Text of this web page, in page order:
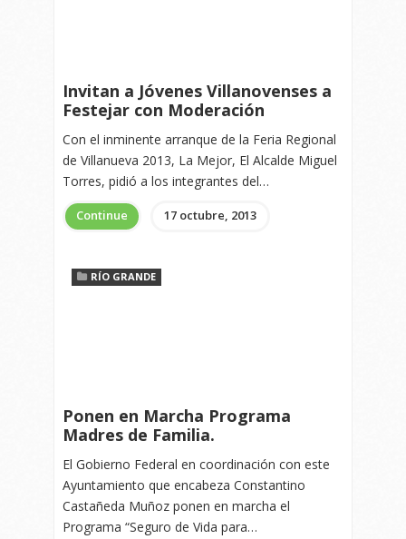
Invitan a Jóvenes Villanovenses a
Festejar con Moderación
Con el inminente arranque de la Feria Regional
de Villanueva 2013, La Mejor, El Alcalde Miguel
Torres, pidió a los integrantes del…
Continue 17 octubre, 2013
RÍO GRANDE
Ponen en Marcha Programa
Madres de Familia.
El Gobierno Federal en coordinación con este
Ayuntamiento que encabeza Constantino
Castañeda Muñoz ponen en marcha el
Programa “Seguro de Vida para…